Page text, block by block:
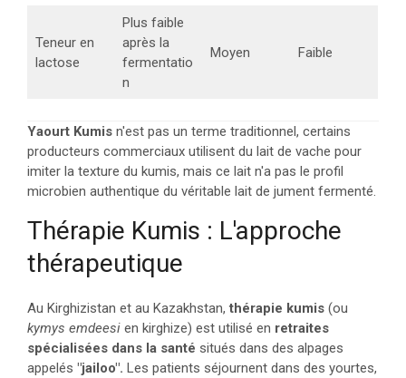
Teneur en
lactose
Plus faible
après la
fermentatio
n
Moyen Faible
Yaourt Kumis n'est pas un terme traditionnel, certains
producteurs commerciaux utilisent du lait de vache pour
imiter la texture du kumis, mais ce lait n'a pas le profil
microbien authentique du véritable lait de jument fermenté.
Thérapie Kumis : L'approche
thérapeutique
Au Kirghizistan et au Kazakhstan,thérapie kumis (ou
kymys emdeesi en kirghize) est utilisé en retraites
spécialisées dans la santé situés dans des alpages
appelés "jailoo". Les patients séjournent dans des yourtes,